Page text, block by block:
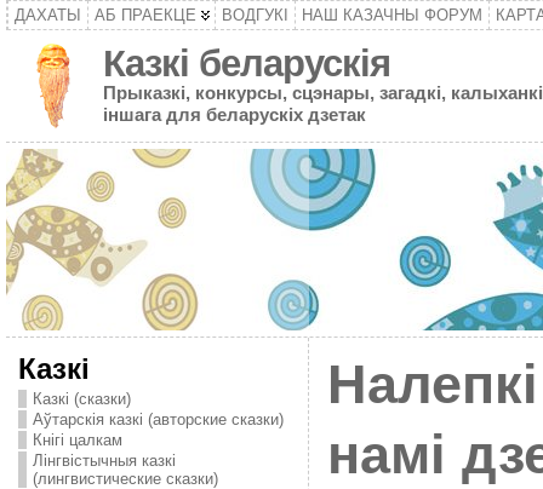
ДАХАТЫ АБ ПРАЕКЦЕ ВОДГУКІ НАШ КАЗАЧНЫ ФОРУМ
Казкі беларускія
Прыказкі, конкурсы, сцэнары, загадкі,
іншага для беларускіх дзетак
Казкі
Казкі (сказки)
Аўтарскія казкі (авторские сказки)
Кнігі цалкам
Лінгвістычныя казкі
(лингвистические сказки)
намі